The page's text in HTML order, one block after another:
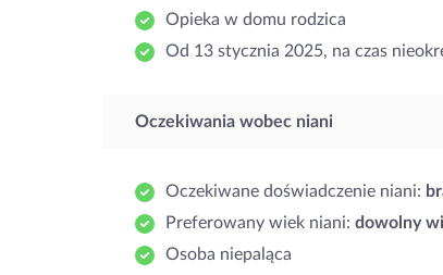
Opieka w domu rodzica
Od 13 stycznia 2025, na czas
Oczekiwania wobec niani
Oczekiwane doświadczenie niani:
Preferowany wiek niani: dowolny
Osoba niepaląca